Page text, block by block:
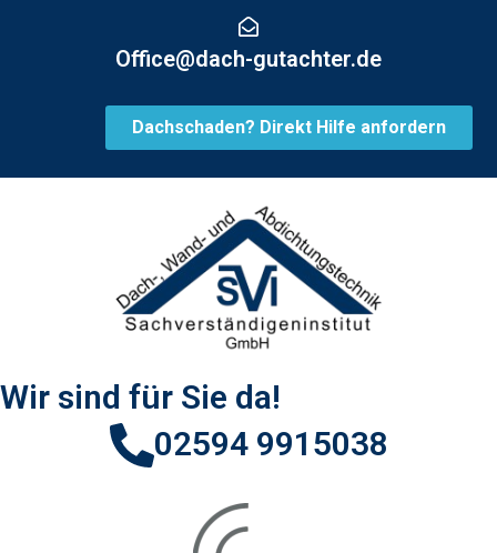
Office@dach-gutachter.de
Dachschaden? Direkt Hilfe anfordern
Wir sind für Sie da!
02594 9915038